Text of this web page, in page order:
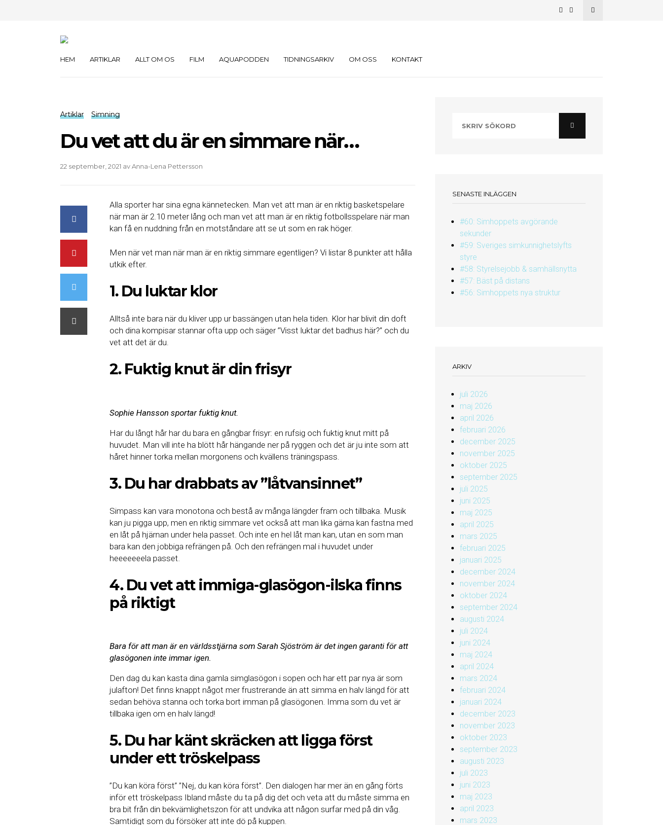
HEM ARTIKLAR ALLT OM OS FILM AQUAPODDEN TIDNINGSARKIV OM OSS KONTAKT
Artiklar Simning
Du vet att du är en simmare när…
22 september, 2021 avAnna-Lena Pettersson
Alla sporter har sina egna kännetecken. Man vet att man är en riktig basketspelare
när man är 2.10 meter lång och man vet att man är en riktig fotbollsspelare när man
kan få en nuddning från en motståndare att se ut som en rak höger.
Men när vet man när man är en riktig simmare egentligen? Vi listar 8 punkter att hålla
utkik efter.
1. Du luktar klor
Alltså inte bara när du kliver upp ur bassängen utan hela tiden. Klor har blivit din doft
och dina kompisar stannar ofta upp och säger ”Visst luktar det badhus här?” och du
vet att det är du.
2. Fuktig knut är din frisyr
Sophie Hansson sportar fuktig knut.
Har du långt hår har du bara en gångbar frisyr: en rufsig och fuktig knut mitt på
huvudet. Man vill inte ha blött hår hängande ner på ryggen och det är ju inte som att
håret hinner torka mellan morgonens och kvällens träningspass.
3. Du har drabbats av ”låtvansinnet”
Simpass kan vara monotona och bestå av många längder fram och tillbaka. Musik
kan ju pigga upp, men en riktig simmare vet också att man lika gärna kan fastna med
en låt på hjärnan under hela passet. Och inte en hel låt man kan, utan en som man
bara kan den jobbiga refrängen på. Och den refrängen mal i huvudet under
heeeeeeela passet.
4. Du vet att immiga-glasögon-ilska finns
på riktigt
Bara för att man är en världsstjärna som Sarah Sjöström är det ingen garanti för att
glasögonen inte immar igen.
Den dag du kan kasta dina gamla simglasögon i sopen och har ett par nya är som
julafton! Det finns knappt något mer frustrerande än att simma en halv längd för att
sedan behöva stanna och torka bort imman på glasögonen. Imma som du vet är
tillbaka igen om en halv längd!
5. Du har känt skräcken att ligga först
under ett tröskelpass
”Du kan köra först” ”Nej, du kan köra först”. Den dialogen har mer än en gång förts
inför ett tröskelpass Ibland måste du ta på dig det och veta att du måste simma en
bra bit från din bekvämlighetszon för att undvika att någon surfar med på din våg.
Samtidigt som du försöker att inte dö på kuppen.
SENASTE INLÄGGEN
#60: Simhoppets avgörande
sekunder
#59: Sveriges simkunnighetslyfts
styre
#58: Styrelsejobb & samhällsnytta
#57: Bäst på distans
#56: Simhoppets nya struktur
ARKIV
juli 2026
maj 2026
april 2026
februari 2026
december 2025
november 2025
oktober 2025
september 2025
juli 2025
juni 2025
maj 2025
april 2025
mars 2025
februari 2025
januari 2025
december 2024
november 2024
oktober 2024
september 2024
augusti 2024
juli 2024
juni 2024
maj 2024
april 2024
mars 2024
februari 2024
januari 2024
december 2023
november 2023
oktober 2023
september 2023
augusti 2023
juli 2023
juni 2023
maj 2023
april 2023
mars 2023